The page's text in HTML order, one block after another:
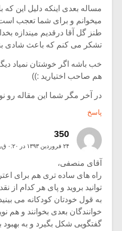
مساله بعدی اینکه دلیل این که
میخوانم و برای شما تعجب
طنز گل آقا درقدیم میندازه
تشکر می کنم که باعث شادی
خب باشه اگر خوشتان نمیاد
هم صاحب اختیارید :))
در آخر مگر شما این مقاله رو
پاسخ
350
۲۴ فروردین ۱۳۹۳ در ۰:۲۰ ق٫ظ
آقای منصفی،
راه های ساده تری هم برای
توانید بروید و پای هر کدام از
به قول خودتان کودکانه می
خوانندگان بعدی بخوانند و هم
گفتگویی شکل بگیرد و به بهبود